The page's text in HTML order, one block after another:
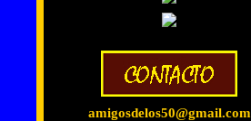
amigosdelos50@gmail.com